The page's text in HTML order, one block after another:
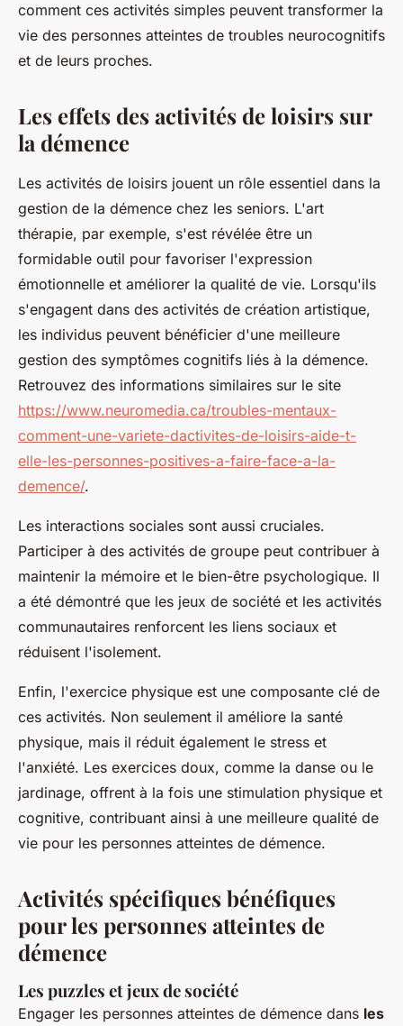
comment ces activités simples peuvent transformer la
vie des personnes atteintes de troubles neurocognitifs
et de leurs proches.
Les effets des activités de loisirs sur
la démence
Les activités de loisirs jouent un rôle essentiel dans la
gestion de la démence chez les seniors. L'art
thérapie, par exemple, s'est révélée être un
formidable outil pour favoriser l'expression
émotionnelle et améliorer la qualité de vie. Lorsqu'ils
s'engagent dans des activités de création artistique,
les individus peuvent bénéficier d'une meilleure
gestion des symptômes cognitifs liés à la démence.
Retrouvez des informations similaires sur le site
https://www.neuromedia.ca/troubles-mentaux-
comment-une-variete-dactivites-de-loisirs-aide-t-
elle-les-personnes-positives-a-faire-face-a-la-
demence/.
Les interactions sociales sont aussi cruciales.
Participer à des activités de groupe peut contribuer à
maintenir la mémoire et le bien-être psychologique. Il
a été démontré que les jeux de société et les activités
communautaires renforcent les liens sociaux et
réduisent l'isolement.
Enfin, l'exercice physique est une composante clé de
ces activités. Non seulement il améliore la santé
physique, mais il réduit également le stress et
l'anxiété. Les exercices doux, comme la danse ou le
jardinage, offrent à la fois une stimulation physique et
cognitive, contribuant ainsi à une meilleure qualité de
vie pour les personnes atteintes de démence.
Activités spécifiques bénéfiques
pour les personnes atteintes de
démence
Les puzzles et jeux de société
Engager les personnes atteintes de démence dans les